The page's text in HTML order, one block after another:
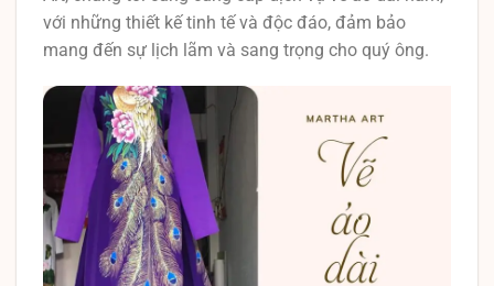
với những thiết kế tinh tế và độc đáo, đảm bảo
mang đến sự lịch lãm và sang trọng cho quý ông.